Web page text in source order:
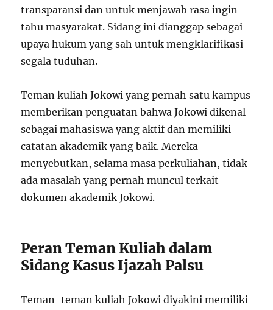
transparansi dan untuk menjawab rasa ingin
tahu masyarakat. Sidang ini dianggap sebagai
upaya hukum yang sah untuk mengklarifikasi
segala tuduhan.
Teman kuliah Jokowi yang pernah satu kampus
memberikan penguatan bahwa Jokowi dikenal
sebagai mahasiswa yang aktif dan memiliki
catatan akademik yang baik. Mereka
menyebutkan, selama masa perkuliahan, tidak
ada masalah yang pernah muncul terkait
dokumen akademik Jokowi.
Peran Teman Kuliah dalam
Sidang Kasus Ijazah Palsu
Teman-teman kuliah Jokowi diyakini memiliki